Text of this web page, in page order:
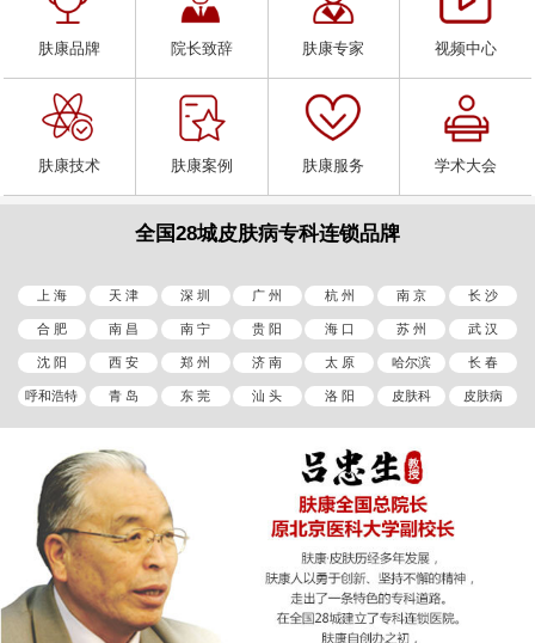
肤康品牌 院长致辞 肤康专家 视频中心
肤康技术 肤康案例 肤康服务 学术大会
全国28城皮肤病专科连锁品牌
上 海 天 津 深 圳 广 州 杭 州 南 京 长 沙
合 肥 南 昌 南 宁 贵 阳 海 口 苏 州 武 汉
沈 阳 西 安 郑 州 济 南 太 原 哈尔滨 长 春
呼和浩特 青 岛 东 莞 汕 头 洛 阳 皮肤科 皮肤病